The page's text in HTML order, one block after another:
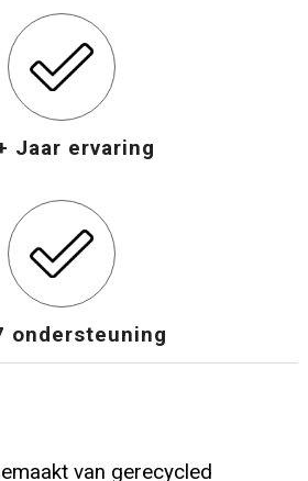
Jaar ervaring
ondersteuning
van gerecycled